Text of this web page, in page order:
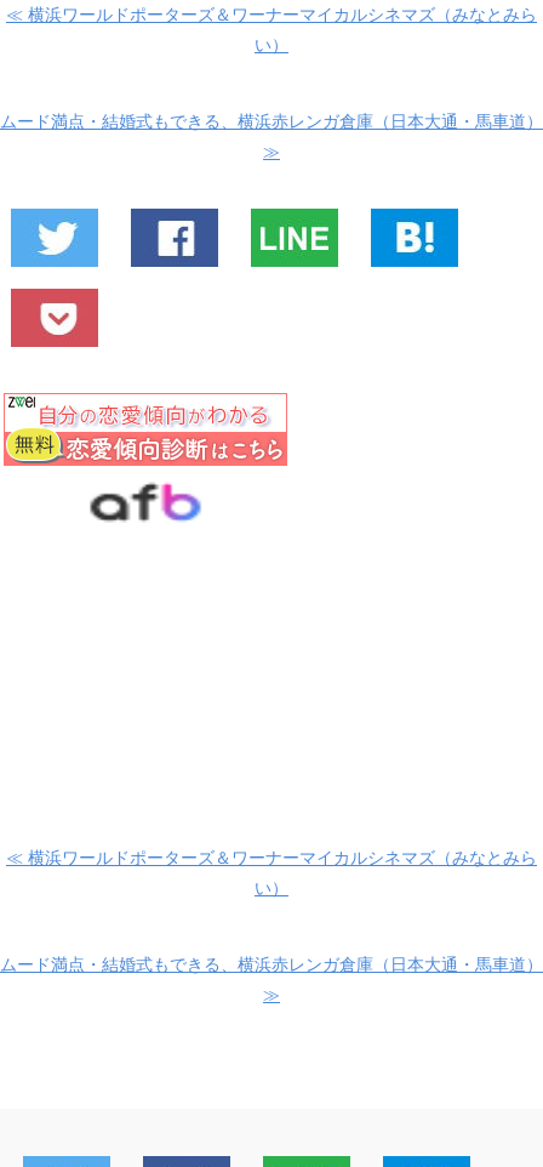
≪ 横浜ワールドポーターズ＆ワーナーマイカルシネマズ（みなとみら
い）
ムード満点・結婚式もできる、横浜赤レンガ倉庫（日本大通・馬車道）
≫
≪ 横浜ワールドポーターズ＆ワーナーマイカルシネマズ（みなとみら
い）
ムード満点・結婚式もできる、横浜赤レンガ倉庫（日本大通・馬車道）
≫